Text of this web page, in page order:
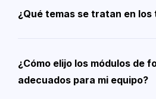
¿Qué temas se tratan en los
¿Cómo elijo los módulos de
adecuados para mi equipo?